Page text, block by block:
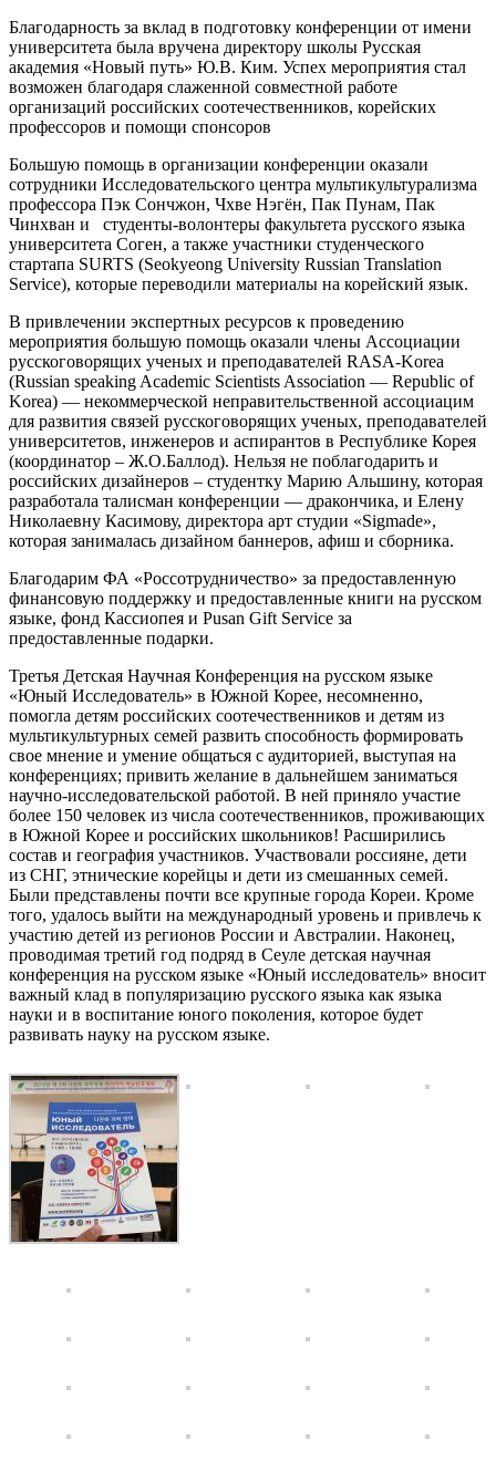
Благодарность за вклад в подготовку конференции от имени
университета была вручена директору школы Русская
академия «Новый путь» Ю.В. Ким. Успех мероприятия стал
возможен благодаря слаженной совместной работе
организаций российских соотечественников, корейских
профессоров и помощи спонсоров
Большую помощь в организации конференции оказали
сотрудники Исследовательского центра мультикультурализма
профессора Пэк Сончжон, Чхве Нэгён, Пак Пунам, Пак
Чинхван и студенты-волонтеры факультета русского языка
университета Соген, а также участники студенческого
стартапа SURTS (Seokyeong University Russian Translation
Service), которые переводили материалы на корейский язык.
В привлечении экспертных ресурсов к проведению
мероприятия большую помощь оказали члены Ассоциации
русскоговорящих ученых и преподавателей RASA-Kоrea
(Russian speaking Academic Scientists Association — Republic of
Korea) — некоммерческой неправительственной ассоциацим
для развития связей русскоговорящих ученых, преподавателей
университетов, инженеров и аспирантов в Республике Корея
(координатор – Ж.О.Баллод). Нельзя не поблагодарить и
российских дизайнеров – студентку Марию Альшину, которая
разработала талисман конференции — дракончика, и Елену
Николаевну Касимову, директора арт студии «Sigmade»,
которая занималась дизайном баннеров, афиш и сборника.
Благодарим ФА «Россотрудничество» за предоставленную
финансовую поддержку и предоставленные книги на русском
языке, фонд Кассиопея и Pusan Gift Service за
предоставленные подарки.
Третья Детская Научная Конференция на русском языке
«Юный Исследователь» в Южной Корее, несомненно,
помогла детям российских соотечественников и детям из
мультикультурных семей развить способность формировать
свое мнение и умение общаться с аудиторией, выступая на
конференциях; привить желание в дальнейшем заниматься
научно-исследовательской работой. В ней приняло участие
более 150 человек из числа соотечественников, проживающих
в Южной Корее и российских школьников! Расширились
состав и география участников. Участвовали россияне, дети
из СНГ, этнические корейцы и дети из смешанных семей.
Были представлены почти все крупные города Кореи. Кроме
того, удалось выйти на международный уровень и привлечь к
участию детей из регионов России и Австралии. Наконец,
проводимая третий год подряд в Сеуле детская научная
конференция на русском языке «Юный исследователь» вносит
важный клад в популяризацию русского языка как языка
науки и в воспитание юного поколения, которое будет
развивать науку на русском языке.